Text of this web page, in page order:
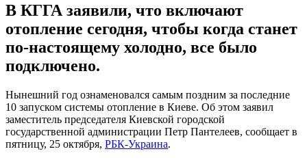
В КГГА заявили, что включают
отопление сегодня, чтобы когда станет
по-настоящему холодно, все было
подключено.
Нынешний год ознаменовался самым поздним за последние
10 запуском системы отопление в Киеве. Об этом заявил
заместитель председателя Киевской городской
государственной администрации Петр Пантелеев, сообщает в
пятницу, 25 октября, РБК-Украина.